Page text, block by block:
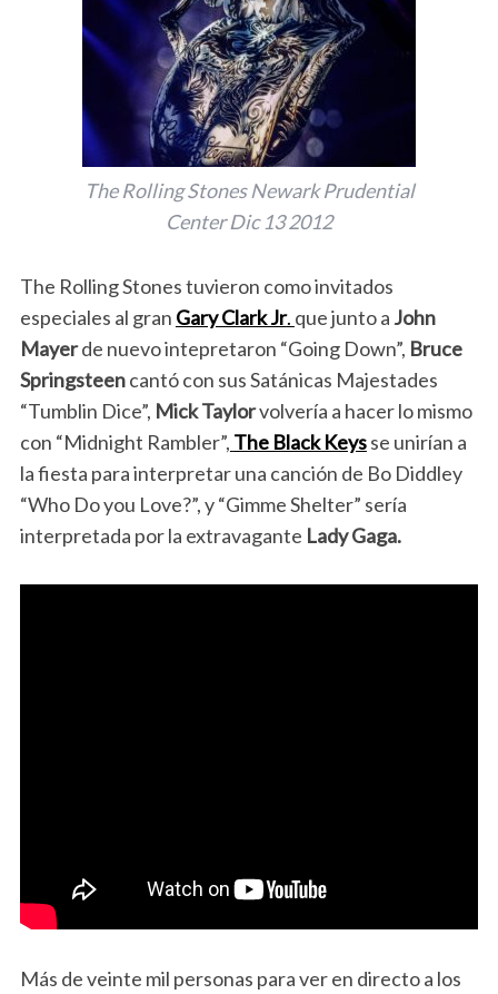
The Rolling Stones Newark Prudential
Center Dic 13 2012
The Rolling Stones tuvieron como invitados
especiales al gran Gary Clark Jr. que junto a John
Mayerde nuevo intepretaron “Going Down”, Bruce
Springsteencantó con sus Satánicas Majestades
“Tumblin Dice”, Mick Taylorvolvería a hacer lo mismo
con “Midnight Rambler”, The Black Keysse unirían a
la fiesta para interpretar una canción de Bo Diddley
“Who Do you Love?”, y “Gimme Shelter” sería
interpretada por la extravagante Lady Gaga.
Más de veinte mil personas para ver en directo a los